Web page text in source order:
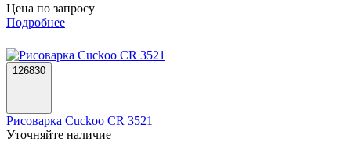
Цена по запросу
Подробнее
126830
Рисоварка Cuckoo CR 3521
Уточняйте наличие